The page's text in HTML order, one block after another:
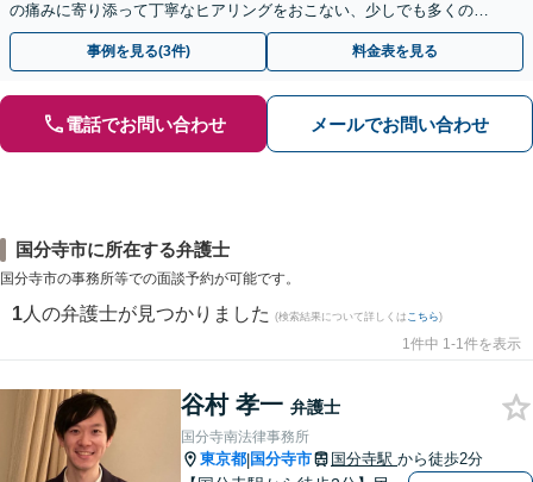
の痛みに寄り添って丁寧なヒアリングをおこない、少しでも多くの返
金が得られるよう尽力します！
事例を見る(3件) 料金表を見る
電話でお問い合わせ メールでお問い合わせ
国分寺市に所在する弁護士
国分寺市の事務所等での面談予約が可能です。
1 人の弁護士が見つかりました (検索結果について詳しくは こちら)
1件中 1-1件を表示
谷村 孝一 弁護士
国分寺南法律事務所
東京都|国分寺市 国分寺駅 から徒歩2分